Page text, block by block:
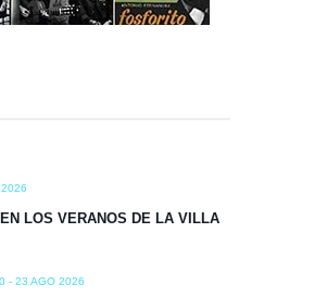
LOS VERANOS DE LA VILLA
- 23 AGO 2026